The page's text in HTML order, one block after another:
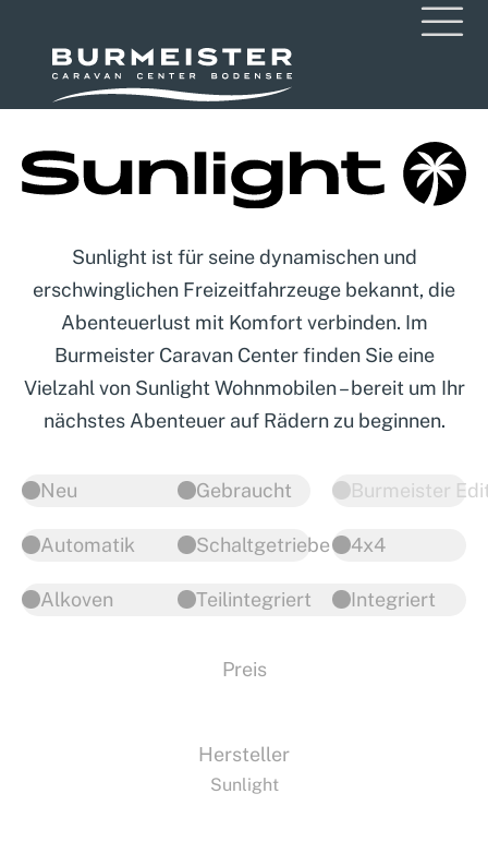
Sunlight ist für seine dynamischen und
erschwinglichen Freizeitfahrzeuge bekannt, die
Abenteuerlust mit Komfort verbinden. Im
Burmeister Caravan Center finden Sie eine
Vielzahl von Sunlight Wohnmobilen – bereit um Ihr
nächstes Abenteuer auf Rädern zu beginnen.
Neu Gebraucht
4x4
Automatik Schaltgetriebe
Burmeister
Alkoven Teilintegriert Integriert
Preis
Hersteller
Sunlight